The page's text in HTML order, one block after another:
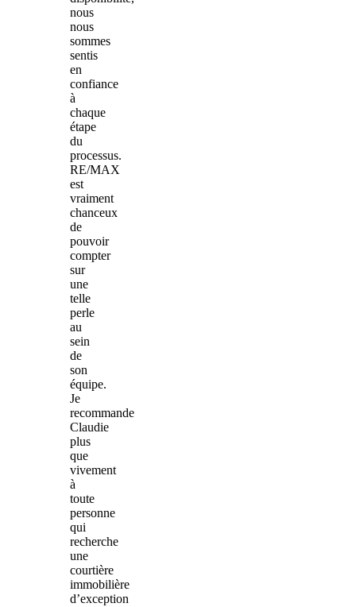
nous
nous
sommes
sentis
en
confiance
à
chaque
étape
du
processus.
RE/MAX
est
vraiment
chanceux
de
pouvoir
compter
sur
une
telle
perle
au
sein
de
son
équipe.
Je
recommande
Claudie
plus
que
vivement
à
toute
personne
qui
recherche
une
courtière
immobilière
d’exception